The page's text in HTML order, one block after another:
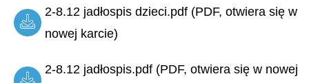
2-8.12 jadłospis dzieci.pdf (PDF, otwiera się w
nowej karcie)
2-8.12 jadłospis.pdf (PDF, otwiera się w nowej